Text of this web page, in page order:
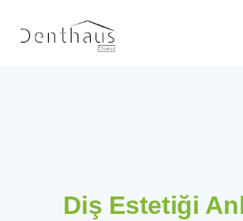
Diş Estetiği